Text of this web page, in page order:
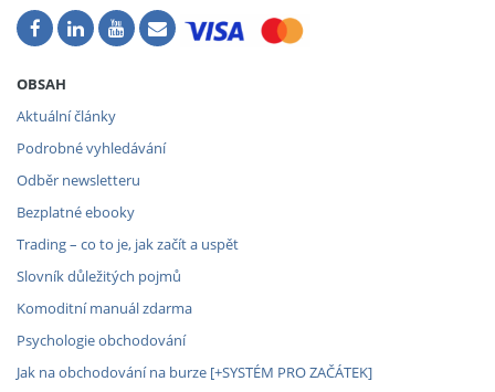
OBSAH
Aktuální články
Podrobné vyhledávání
Odběr newsletteru
Bezplatné ebooky
Trading – co to je, jak začít a uspět
Slovník důležitých pojmů
Komoditní manuál zdarma
Psychologie obchodování
Jak na obchodování na burze [+SYSTÉM PRO ZAČÁTEK]